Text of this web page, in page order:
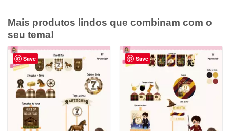
Mais produtos lindos que combinam com o
seu tema!
Save Save